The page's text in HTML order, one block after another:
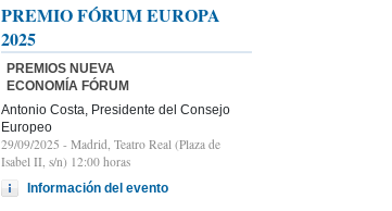
PREMIO FÓRUM EUROPA
2025
PREMIOS NUEVA
ECONOMÍA FÓRUM
Antonio Costa, Presidente del Consejo
Europeo
29/09/2025 - Madrid, Teatro Real (Plaza de
Isabel II, s/n) 12:00 horas
Información del evento